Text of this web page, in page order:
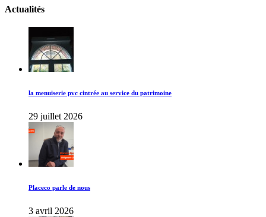
Actualités
la menuiserie pvc cintrée au service du patrimoine
29 juillet 2026
Placeco parle de nous
3 avril 2026